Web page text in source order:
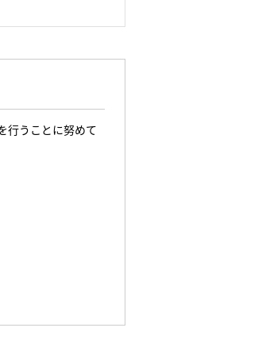
行うことに努めて